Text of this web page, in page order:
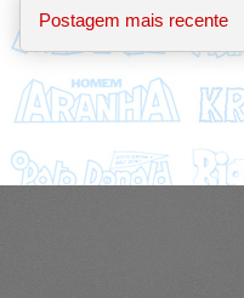
Postagem mais recente